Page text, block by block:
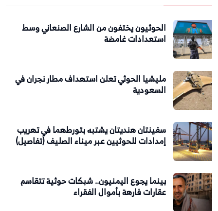
الحوثيون يختفون من الشارع الصنعاني وسط
استعدادات غامضة
مليشيا الحوثي تعلن استهداف مطار نجران في
السعودية
سفينتان هنديتان يشتبه بتورطهما في تهريب
إمدادات للحوثيين عبر ميناء الصليف (تفاصيل)
بينما يجوع اليمنيون.. شبكات حوثية تتقاسم
عقارات فارهة بأموال الفقراء